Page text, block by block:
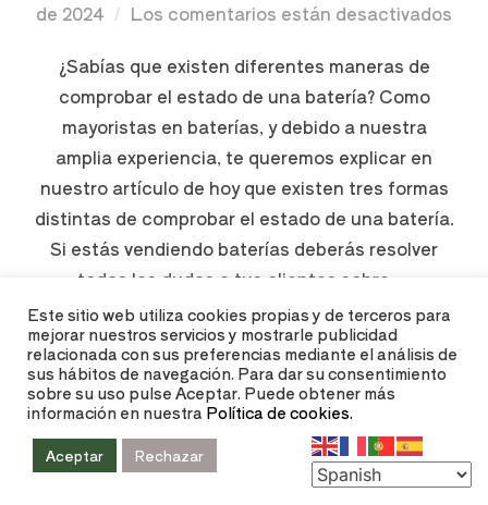
de 2024
Los comentarios están desactivados
¿Sabías que existen diferentes maneras de
comprobar el estado de una batería? Como
mayoristas en baterías, y debido a nuestra
amplia experiencia, te queremos explicar en
nuestro artículo de hoy que existen tres formas
distintas de comprobar el estado de una batería.
Si estás vendiendo baterías deberás resolver
todas las dudas a tus clientes sobre …
LEER MÁS
Este sitio web utiliza cookies propias y de terceros para
mejorar nuestros servicios y mostrarle publicidad
relacionada con sus preferencias mediante el análisis de
sus hábitos de navegación. Para dar su consentimiento
sobre su uso pulse Aceptar. Puede obtener más
información en nuestra Política de cookies.
Aceptar Rechazar